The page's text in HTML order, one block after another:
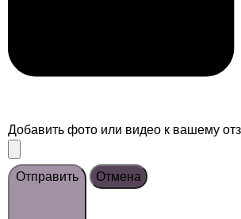
Добавить фото или видео к вашему
Отправить Отмена